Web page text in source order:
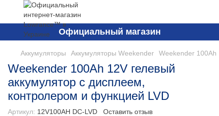
Официальный магазин
Аккумуляторы Аккумуляторы Weekender Weekender 100Ah
Weekender 100Ah 12V гелевый
аккумулятор с дисплеем,
контролером и функцией LVD
Артикул: 12V100AH DC-LVD Оставить отзыв